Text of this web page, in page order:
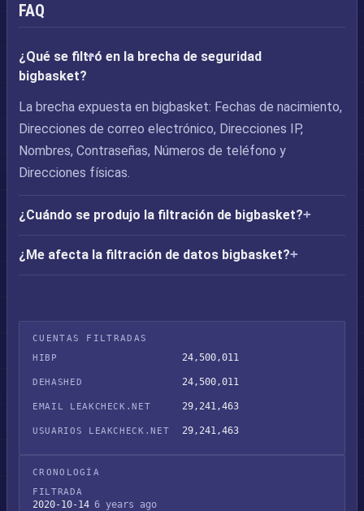
FAQ
¿Qué se filtró en la brecha de seguridad
bigbasket?
La brecha expuesta en bigbasket: Fechas de nacimiento,
Direcciones de correo electrónico, Direcciones IP,
Nombres, Contraseñas, Números de teléfono y
Direcciones físicas.
¿Cuándo se produjo la filtración de bigbasket?
¿Me afecta la filtración de datos bigbasket?
CUENTAS FILTRADAS
HIBP
24,500,011
DEHASHED 24,500,011
EMAIL LEAKCHECK.NET 29,241,463
USUARIOS LEAKCHECK.NET 29,241,463
CRONOLOGÍA
FILTRADA
2020-10-14 6 years ago